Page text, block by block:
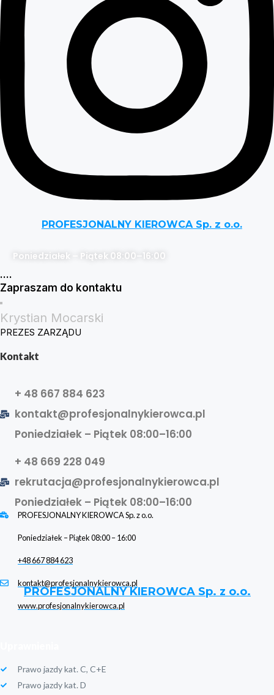
PROFESJONALNY KIEROWCA Sp. z o.o.
Poniedziałek – Piątek 08:00–16:00
....
Zapraszam do kontaktu
Krystian Mocarski
PREZES ZARZĄDU
Kontakt
+ 48 667 884 623
kontakt@profesjonalnykierowca.pl
Poniedziałek – Piątek 08:00–16:00
+ 48 669 228 049
rekrutacja@profesjonalnykierowca.pl
Poniedziałek – Piątek 08:00–16:00
PROFESJONALNY KIEROWCA Sp. z o.o.
Poniedziałek – Piątek 08:00 – 16:00
+48 667 884 623
kontakt@profesjonalnykierowca.pl
www.profesjonalnykierowca.pl
PROFESJONALNY KIEROWCA Sp. z o.o.
Prawo jazdy kat. C, C+E
Prawo jazdy kat. D